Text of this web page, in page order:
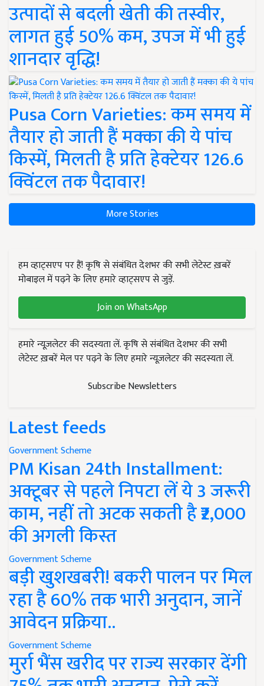
उत्पादों से बदली खेती की तस्वीर,
लागत हुई 50% कम, उपज में भी हुई
शानदार वृद्धि!
Pusa Corn Varieties: कम समय में
तैयार हो जाती हैं मक्का की ये पांच
किस्में, मिलती है प्रति हेक्टेयर 126.6
क्विंटल तक पैदावार!
More Stories
हम व्हाट्सएप पर हैं! कृषि से संबंधित देशभर की सभी लेटेस्ट ख़बरें
मोबाइल में पढ़ने के लिए हमारे व्हाट्सएप से जुड़ें.
Join on WhatsApp
हमारे न्यूज़लेटर की सदस्यता लें. कृषि से संबंधित देशभर की सभी
लेटेस्ट ख़बरें मेल पर पढ़ने के लिए हमारे न्यूज़लेटर की सदस्यता लें.
Subscribe Newsletters
Latest feeds
Government Scheme
PM Kisan 24th Installment:
अक्टूबर से पहले निपटा लें ये 3 जरूरी
काम, नहीं तो अटक सकती है ₹2,000
की अगली किस्त
Government Scheme
बड़ी खुशखबरी! बकरी पालन पर मिल
रहा है 60% तक भारी अनुदान, जानें
आवेदन प्रक्रिया..
Government Scheme
मुर्रा भैंस खरीद पर राज्य सरकार देंगी